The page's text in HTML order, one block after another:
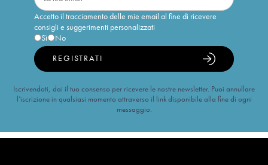
Accetto il tracciamento delle mie email al fine di ricevere
consigli e suggerimenti personalizzati
Sì
No
REGISTRATI
Iscrivendoti, dai il tuo consenso per ricevere le nostre newsletter. Puoi annullare
l’iscrizione in qualsiasi momento attraverso il link disponibile alla fine di ogni
messaggio.